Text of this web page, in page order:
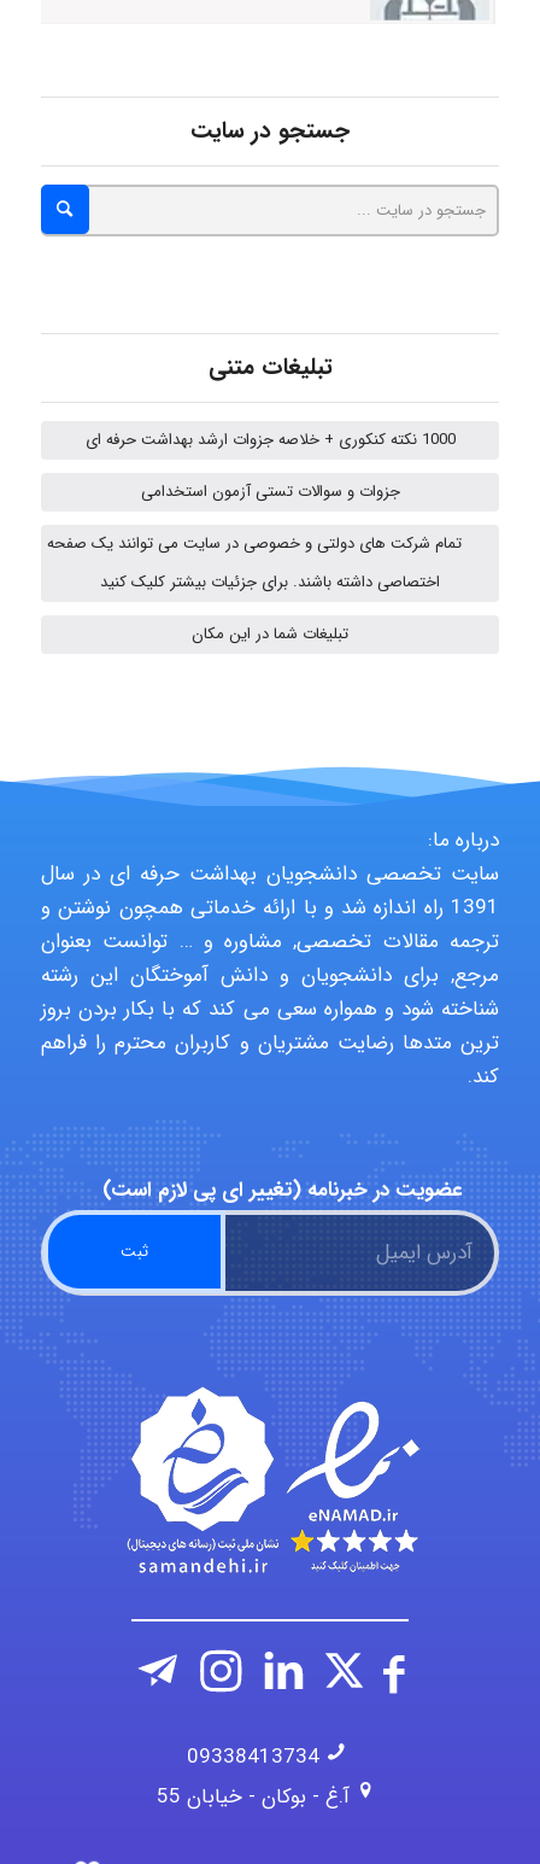
A.balandeh
fatima
aghajari vahid
abolfazlkoshehe
abolfazlkoshehe
A.balandeh
fatima
Jafar Tym
aghajari vahid
جستجو در سایت
تبلیغات متنی
1000 نکته کنکوری + خلاصه جزوات ارشد بهداشت حرفه ای
جزوات و سوالات تستی آزمون استخدامی
تمام شرکت های دولتی و خصوصی در سایت می توانند یک صفحه
اختصاصی داشته باشند. برای جزئیات بیشتر کلیک کنید
تبلیغات شما در این مکان
درباره ما:
سایت تخصصی دانشجویان بهداشت حرفه ای در سال
1391 راه اندازه شد و با ارائه خدماتی همچون نوشتن و
ترجمه مقالات تخصصی, مشاوره و … توانست بعنوان
مرجع, برای دانشجویان و دانش آموختگان این رشته
شناخته شود و همواره سعی می کند که با بکار بردن بروز
ترین متدها رضایت مشتریان و کاربران محترم را فراهم
کند.
عضویت در خبرنامه (تغییر ای پی لازم است)
09338413734
آ.غ - بوکان - خیابان 55